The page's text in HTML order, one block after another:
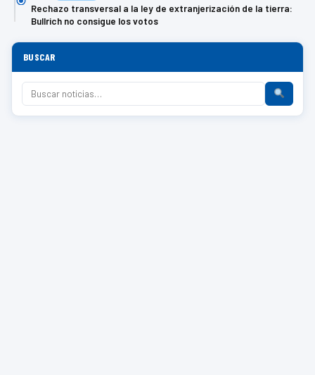
Rechazo transversal a la ley de extranjerización de la tierra:
Bullrich no consigue los votos
BUSCAR